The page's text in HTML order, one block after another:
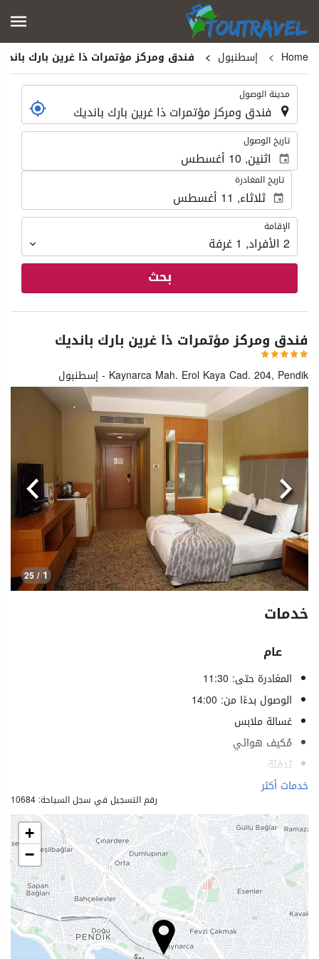
Home إسطنبول
فندق ومركز مؤتمرات ذا غرين بارك
. مدينة الوصول
. تاريخ الوصول
تاريخ المغادرة
الإقامة
الإقامة
2 الأفراد,
1غرفة
بحث
فندق ومركز مؤتمرات ذا غرين بارك بانديك
Kaynarca Mah. Erol Kaya Cad. 204, Pendik - إسطنبول
1
/ 25
السابق
خدمات
عام
المغادرة حتى: 11:30
الوصول بدءًا من: 14:00
غسالة ملابس
مُكيف هوائي
تدفئة
مصعد
غرف لغير المدخنين
ممنوع التدخين في كل الأماكن
منطقة تدخين
غرف عازلة للصوت
لا يسمح بدخول الحيوانات الأليفة
الرفاهية
خدمات أكثر
رقم التسجيل في سجل السياحة: 10684
+
−